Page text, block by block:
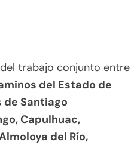
trabajo conjunto entre
del Estado de
de Santiago
Capulhuac,
del Río,